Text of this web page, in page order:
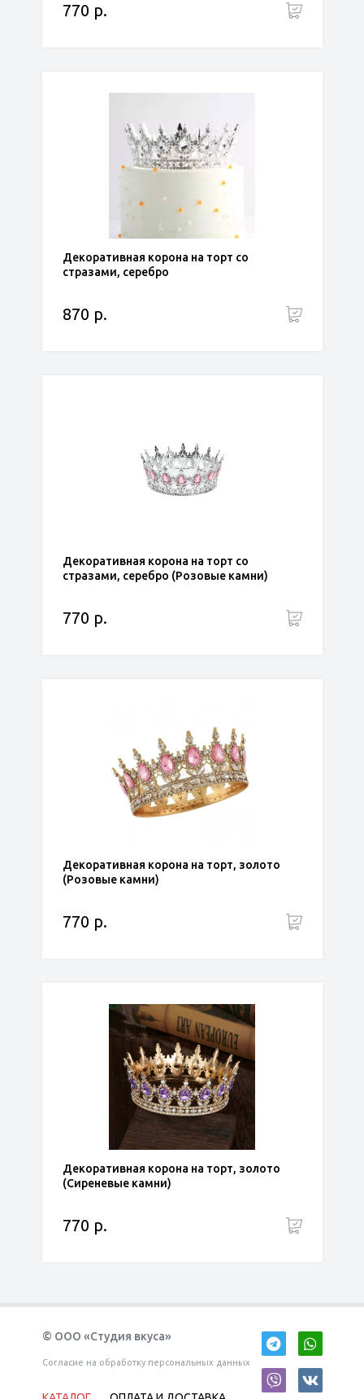
770 р.
Декоративная корона на торт со
стразами, серебро
870 р.
Декоративная корона на торт со
стразами, серебро (Розовые камни)
770 р.
Декоративная корона на торт, золото
(Розовые камни)
770 р.
Декоративная корона на торт, золото
(Сиреневые камни)
770 р.
© ООО «Студия вкуса»
Согласие на обработку персональных данных